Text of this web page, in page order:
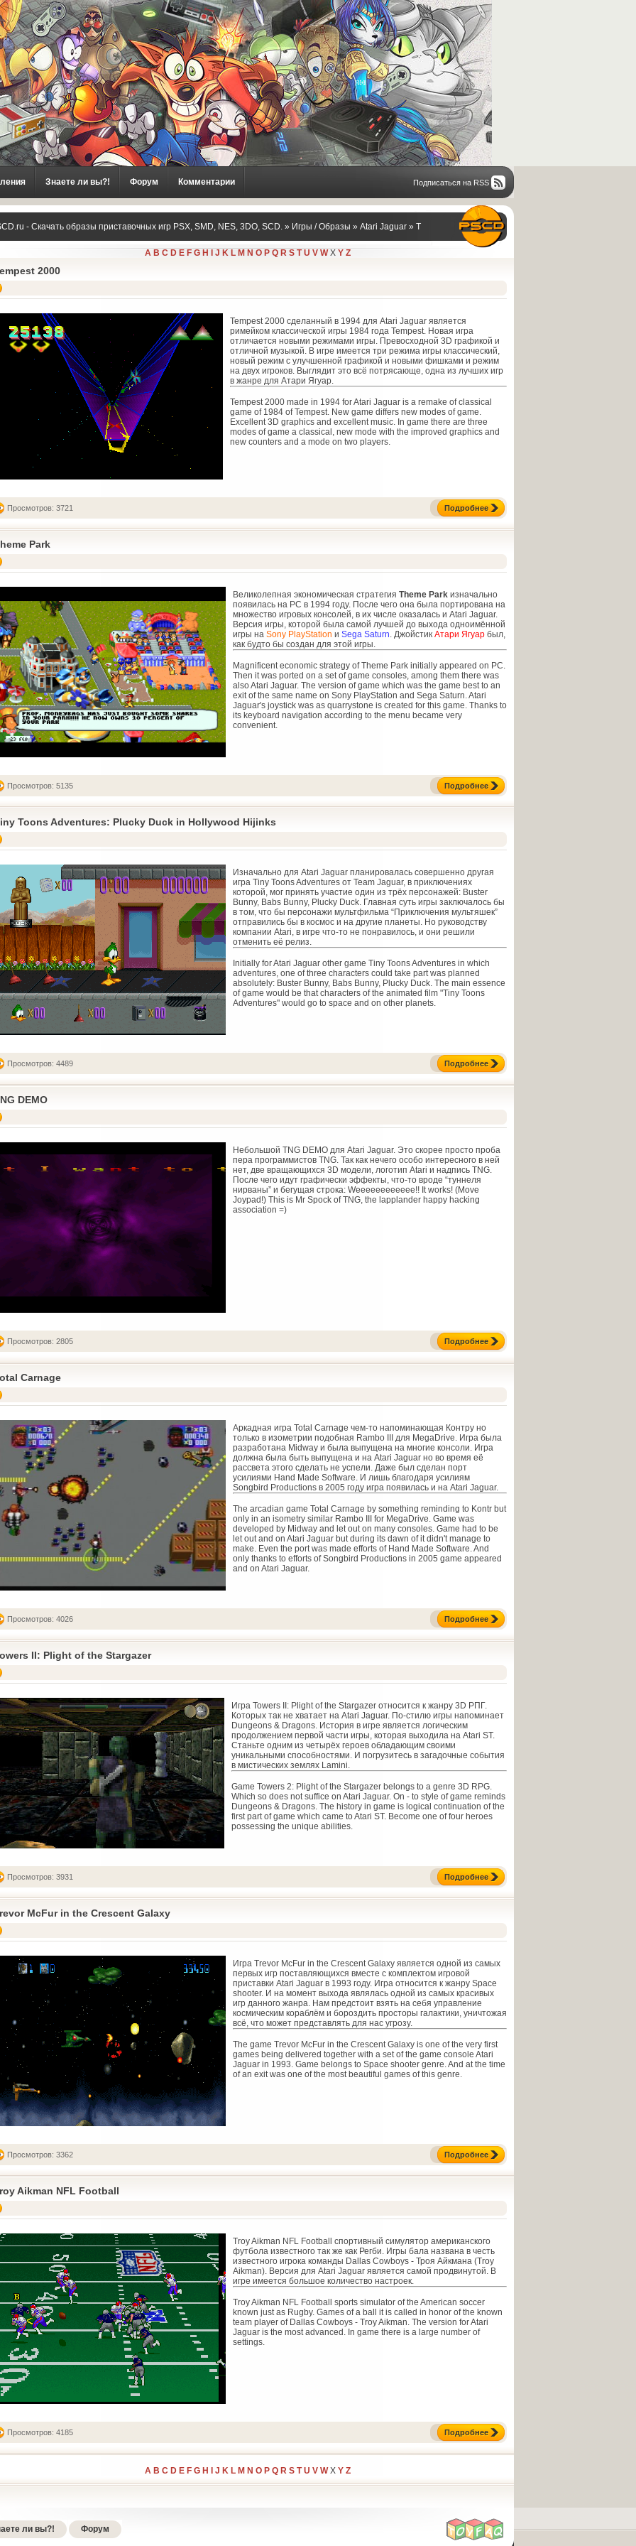
Знаете ли вы?! Форум Комментарии Подписаться на RSS
- Скачать образы приставочных игр PSX, SMD, NES, 3DO, SCD. » Игры / Образы » Atari Jaguar » T
A B C D E F G H J K L M N O P Q R S T U V WX Y Z
2000
Tempest 2000 сделанный в 1994 для Atari Jaguar является
римейком классической игры 1984 года Tempest. Новая игра
отличается новыми режимами игры. Превосходной 3D графикой и
отличной музыкой. В игре имеется три режима игры классический,
новый режим с улучшенной графикой и новыми фишками и режим
на двух игроков. Выглядит это всё потрясающе, одна из лучших игр
в жанре для Атари Ягуар.
Tempest 2000 made in 1994 for Atari Jaguar is a remake of classical
game of 1984 of Tempest. New game differs new modes of game.
Excellent 3D graphics and excellent music. In game there are three
modes of game a classical, new mode with the improved graphics and
new counters and a mode on two players.
Подробнее
Просмотров: 3721
Park
Великолепная экономическая стратегия Theme Park изначально
появилась на PC в 1994 году. После чего она была портирована на
множество игровых консолей, в их числе оказалась и Atari Jaguar.
Версия игры, которой была самой лучшей до выхода одноимённой
игры на Sony PlayStation и Sega Saturn. Джойстик Атари Ягуар был,
как будто бы создан для этой игры.
Magnificent economic strategy of Theme Park initially appeared on PC.
Then it was ported on a set of game consoles, among them there was
also Atari Jaguar. The version of game which was the game best to an
exit of the same name on Sony PlayStation and Sega Saturn. Atari
Jaguar's joystick was as quarrystone is created for this game. Thanks to
its keyboard navigation according to the menu became very
convenient.
Подробнее
Просмотров: 5135
Toons Adventures: Plucky Duck in Hollywood Hijinks
Изначально для Atari Jaguar планировалась совершенно другая
игра Tiny Toons Adventures от Team Jaguar, в приключениях
которой, мог принять участие один из трёх персонажей: Buster
Bunny, Babs Bunny, Plucky Duck. Главная суть игры заключалось бы
в том, что бы персонажи мультфильма “Приключения мультяшек”
отправились бы в космос и на другие планеты. Но руководству
компании Atari, в игре что-то не понравилось, и они решили
отменить её релиз.
Initially for Atari Jaguar other game Tiny Toons Adventures in which
adventures, one of three characters could take part was planned
absolutely: Buster Bunny, Babs Bunny, Plucky Duck. The main essence
of game would be that characters of the animated film "Tiny Toons
Adventures" would go to space and on other planets.
Подробнее
Просмотров: 4489
DEMO
Небольшой TNG DEMO для Atari Jaguar. Это скорее просто проба
пера программистов TNG. Так как нечего особо интересного в ней
нет, две вращающихся 3D модели, логотип Atari и надпись TNG.
После чего идут графически эффекты, что-то вроде “туннеля
нирваны” и бегущая строка: Weeeeeeeeeeee!! It works! (Move
Joypad!) This is Mr Spock of TNG, the lapplander happy hacking
association =)
Подробнее
Просмотров: 2805
Carnage
Аркадная игра Total Carnage чем-то напоминающая Контру но
только в изометрии подобная Rambo III для MegaDrive. Игра была
разработана Midway и была выпущена на многие консоли. Игра
должна была быть выпущена и на Atari Jaguar но во время её
рассвета этого сделать не успели. Даже был сделан порт
усилиями Hand Made Software. И лишь благодаря усилиям
Songbird Productions в 2005 году игра появилась и на Atari Jaguar.
The arcadian game Total Carnage by something reminding to Kontr but
only in an isometry similar Rambo III for MegaDrive. Game was
developed by Midway and let out on many consoles. Game had to be
let out and on Atari Jaguar but during its dawn of it didn't manage to
make. Even the port was made efforts of Hand Made Software. And
only thanks to efforts of Songbird Productions in 2005 game appeared
and on Atari Jaguar.
Подробнее
Просмотров: 4026
II: Plight of the Stargazer
Игра Towers II: Plight of the Stargazer относится к жанру 3D РПГ.
Которых так не хватает на Atari Jaguar. По-стилю игры напоминает
Dungeons & Dragons. История в игре является логическим
продолжением первой части игры, которая выходила на Atari ST.
Станьте одним из четырёх героев обладающим своими
уникальными способностями. И погрузитесь в загадочные события
в мистических землях Lamini.
Game Towers 2: Plight of the Stargazer belongs to a genre 3D RPG.
Which so does not suffice on Atari Jaguar. On - to style of game reminds
Dungeons & Dragons. The history in game is logical continuation of the
first part of game which came to Atari ST. Become one of four heroes
possessing the unique abilities.
Подробнее
Просмотров: 3931
McFur in the Crescent Galaxy
Игра Trevor McFur in the Crescent Galaxy является одной из самых
первых игр поставляющихся вместе с комплектом игровой
приставки Atari Jaguar в 1993 году. Игра относится к жанру Space
shooter. И на момент выхода являлась одной из самых красивых
игр данного жанра. Нам предстоит взять на себя управление
космическим кораблём и бороздить просторы галактики, уничтожая
всё, что может представлять для нас угрозу.
The game Trevor McFur in the Crescent Galaxy is one of the very first
games being delivered together with a set of the game console Atari
Jaguar in 1993. Game belongs to Space shooter genre. And at the time
of an exit was one of the most beautiful games of this genre.
Подробнее
Просмотров: 3362
Aikman NFL Football
Troy Aikman NFL Football спортивный симулятор американского
футбола известного так же как Регби. Игры бала названа в честь
известного игрока команды Dallas Cowboys - Троя Айкмана (Troy
Aikman). Версия для Atari Jaguar является самой продвинутой. В
игре имеется большое количество настроек.
Troy Aikman NFL Football sports simulator of the American soccer
known just as Rugby. Games of a ball it is called in honor of the known
team player of Dallas Cowboys - Troy Aikman. The version for Atari
Jaguar is the most advanced. In game there is a large number of
settings.
Подробнее
Просмотров: 4185
A B C D E F G H J K L M N O P Q R S T U V WX Y Z
ли вы?! Форум